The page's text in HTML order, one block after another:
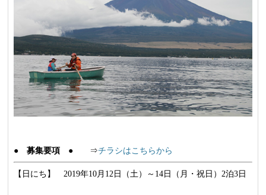
● 募集要項 ● ⇒チラシはこちらから
【日にち】 2019年10月12日（土）～14日（月・祝日）2泊3日